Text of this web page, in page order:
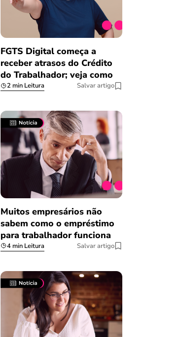
Achei muito rápido,
burocracia
Comentário retirado da nossa
08/03/2023
FGTS Digital começa a
receber atrasos do Crédito
do Trabalhador; veja como
2 min Leitura Salvar artigo
Muitos empresários não
sabem como o empréstimo
para trabalhador funciona
4 min Leitura Salvar artigo